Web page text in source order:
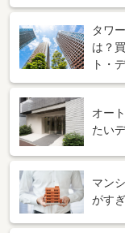
タワ
は？
ト・
オー
たい
マン
がす